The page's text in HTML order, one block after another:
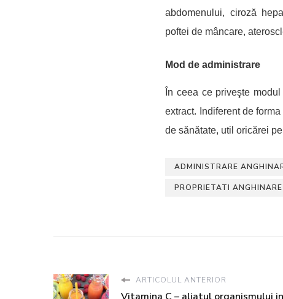
abdomenului, ciroză
poftei de mâncare,
Mod de administrare
În ceea ce priveşte
extract.
Indiferent de
de sănătate, util oricărei
ADMINISTRARE
PROPRIETATI ANGHINARE
ARTICOLUL ANTERIOR